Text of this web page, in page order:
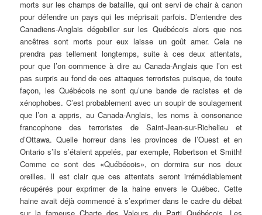
morts sur les champs de bataille, qui ont servi de chair à canon
pour défendre un pays qui les méprisait parfois. D’entendre des
Canadiens-Anglais dégobiller sur les Québécois alors que nos
ancêtres sont morts pour eux laisse un goût amer. Cela ne
prendra pas tellement longtemps, suite à ces deux attentats,
pour que l’on commence à dire au Canada-Anglais que l’on est
pas surpris au fond de ces attaques terroristes puisque, de toute
façon, les Québécois ne sont qu’une bande de racistes et de
xénophobes. C’est probablement avec un soupir de soulagement
que l’on a appris, au Canada-Anglais, les noms à consonance
francophone des terroristes de Saint-Jean-sur-Richelieu et
d’Ottawa. Quelle horreur dans les provinces de l’Ouest et en
Ontario s’ils s’étaient appelés, par exemple, Robertson et Smith!
Comme ce sont des «Québécois», on dormira sur nos deux
oreilles. Il est clair que ces attentats seront irrémédiablement
récupérés pour exprimer de la haine envers le Québec. Cette
haine avait déjà commencé à s’exprimer dans le cadre du débat